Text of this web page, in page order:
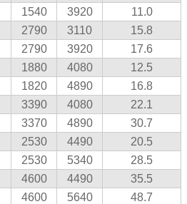
1540 3920
11.0
2790 3110
15.8
2790 3920
17.6
1880 4080
12.5
1820 4890
16.8
3390 4080
22.1
3370 4890
30.7
2530 4490
20.5
2530 5340
28.5
4600 4490
35.5
4600 5640
48.7